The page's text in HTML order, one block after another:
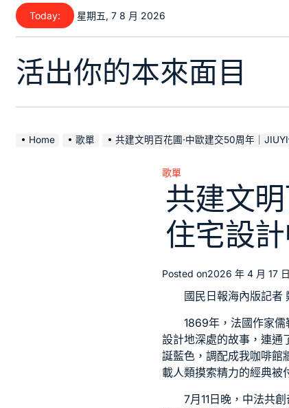
Skip
content
Today: 星期五, 7 8 月 2026
活出你的本來面目
Home 歌單 共建文明百花圃·中歐建交50周年｜JIUYI
Posted
in
歌單
共建文
住宅設
Posted on2026 年 4 月 17 日
國民日報海內版記者
1869年，法國作家儒
設計地深處的故事，連通
誕藍色，調配成我咖啡館
載人類摸索精力的經典被
7月11日晚，中法共